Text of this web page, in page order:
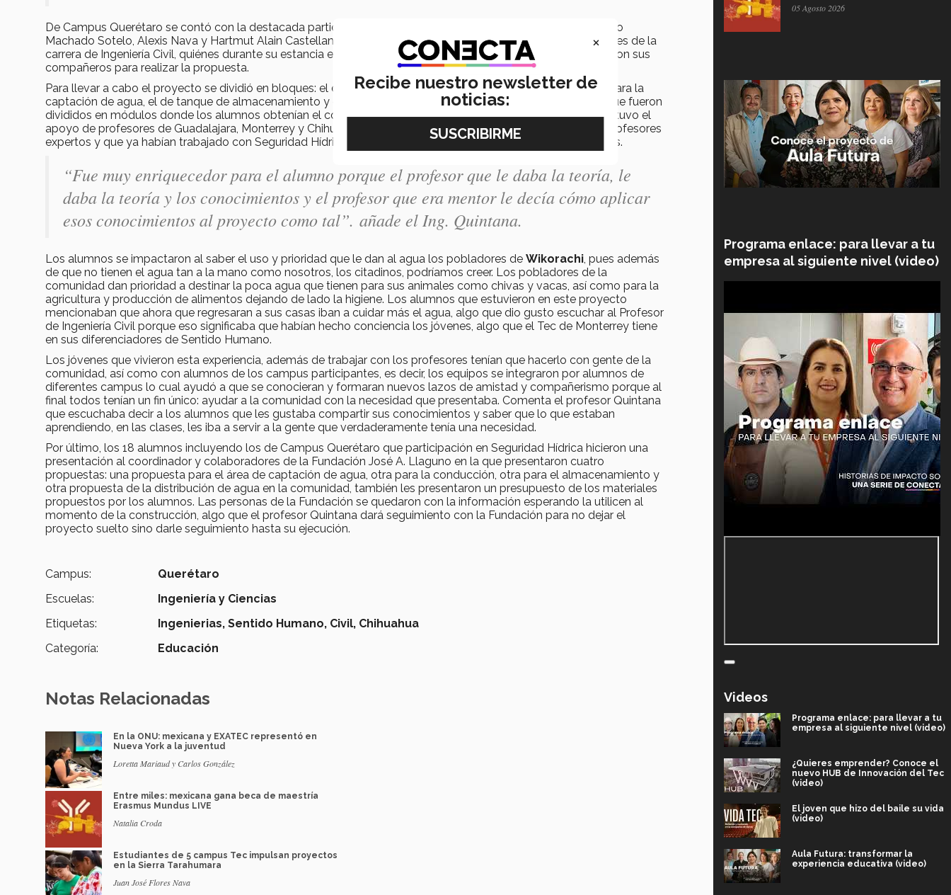
De Campus Querétaro se contó con la destacada participación de los alumnos Emiliano Morán, Juan Francisco
Machado Sotelo, Alexis Nava y Hartmut Alain Castellanos Navarro todos todos cursando los últimos semestres de la
carrera de Ingeniería Civil, quiénes durante su estancia en el proyecto aportaron ideas y trabajaron en equipo con sus
compañeros para realizar la propuesta.
Para llevar a cabo el proyecto se dividió en bloques: el de desarrollo del proyecto de la línea de conducción para la
captación de agua, el de tanque de almacenamiento y el de distribución de agua en la comunidad, mismos que fueron
divididos en módulos donde los alumnos obtenían el conocimiento de profesores especialistas en el área, se tuvo el
apoyo de profesores de Guadalajara, Monterrey y Chihuahua, además se tuvo la participación de otros dos profesores
expertos y que ya habían trabajado con Seguridad Hídrica; apoyaron a los alumnos fungiendo como mentores.
“Fue muy enriquecedor para el alumno porque el profesor que le daba la teoría, le
daba la teoría y los conocimientos y el profesor que era mentor le decía cómo aplicar
esos conocimientos al proyecto como tal”. añade el Ing. Quintana.
Los alumnos se impactaron al saber el uso y prioridad que le dan al agua los pobladores de Wikorachi , pues además
de que no tienen el agua tan a la mano como nosotros, los citadinos, podríamos creer. Los pobladores de la
comunidad dan prioridad a destinar la poca agua que tienen para sus animales como chivas y vacas, así como para la
agricultura y producción de alimentos dejando de lado la higiene. Los alumnos que estuvieron en este proyecto
mencionaban que ahora que regresaran a sus casas iban a cuidar más el agua, algo que dio gusto escuchar al Profesor
de Ingeniería Civil porque eso significaba que habían hecho conciencia los jóvenes, algo que el Tec de Monterrey tiene
en sus diferenciadores de Sentido Humano.
Los jóvenes que vivieron esta experiencia, además de trabajar con los profesores tenían que hacerlo con gente de la
comunidad, así como con alumnos de los campus participantes, es decir, los equipos se integraron por alumnos de
diferentes campus lo cual ayudó a que se conocieran y formaran nuevos lazos de amistad y compañerismo porque al
final todos tenían un fin único: ayudar a la comunidad con la necesidad que presentaba. Comenta el profesor Quintana
que escuchaba decir a los alumnos que les gustaba compartir sus conocimientos y saber que lo que estaban
aprendiendo, en las clases, les iba a servir a la gente que verdaderamente tenía una necesidad.
Por último, los 18 alumnos incluyendo los de Campus Querétaro que participación en Seguridad Hídrica hicieron una
presentación al coordinador y colaboradores de la Fundación José A. Llaguno en la que presentaron cuatro
propuestas: una propuesta para el área de captación de agua, otra para la conducción, otra para el almacenamiento y
otra propuesta de la distribución de agua en la comunidad, también les presentaron un presupuesto de los materiales
propuestos por los alumnos. Las personas de la Fundación se quedaron con la información esperando la utilicen al
momento de la construcción, algo que el profesor Quintana dará seguimiento con la Fundación para no dejar el
proyecto suelto sino darle seguimiento hasta su ejecución.
Campus:
Querétaro
Escuelas:
Ingeniería y Ciencias
Etiquetas:
Ingenierias, Sentido Humano, Civil, Chihuahua
Categoría:
Educación
Notas Relacionadas
En la ONU: mexicana y EXATEC representó en
Nueva York a la juventud
Loretta Mariaud y Carlos González
Entre miles: mexicana gana beca de maestría
Erasmus Mundus LIVE
Natalia Croda
Estudiantes de 5 campus Tec impulsan proyectos
en la Sierra Tarahumara
Juan José Flores Nava
05 Agosto 2026
Programa enlace: para llevar a tu
empresa al siguiente nivel (video)
Videos
Programa enlace: para llevar a tu
empresa al siguiente nivel (video)
¿Quieres emprender? Conoce el
nuevo HUB de Innovación del Tec
(video)
El joven que hizo del baile su vida
(video)
Aula Futura: transformar la
experiencia educativa (video)
×
Recibe nuestro newsletter de
noticias: